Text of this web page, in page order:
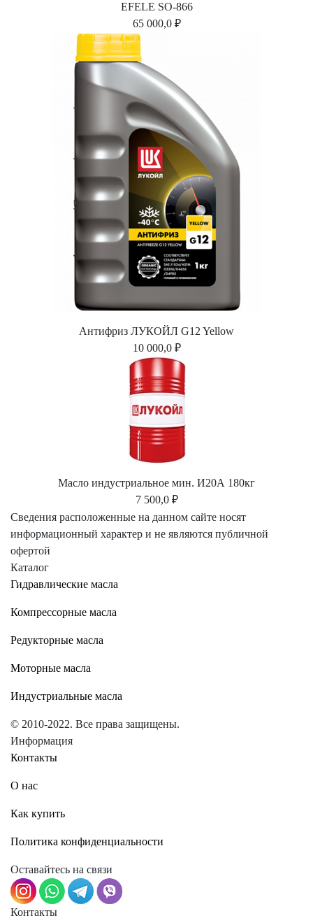
EFELE SO-866
65 000,0 ₽
Антифриз ЛУКОЙЛ G12 Yellow
10 000,0 ₽
Масло индустриальное мин. И20А 180кг
7 500,0 ₽
Сведения расположенные на данном сайте носят
информационный характер и не являются публичной
офертой
Каталог
Гидравлические масла
Компрессорные масла
Редукторные масла
Моторные масла
Индустриальные масла
© 2010-2022. Все права защищены.
Информация
Контакты
О нас
Как купить
Политика конфиденциальности
Оставайтесь на связи
Контакты